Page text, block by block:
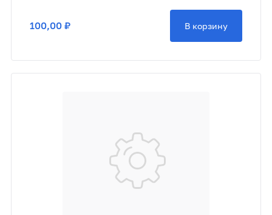
100,00 ₽ В корзину